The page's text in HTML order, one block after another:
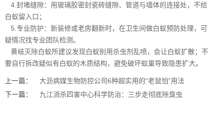
4.封堵缝隙：用玻璃胶密封瓷砖缝隙、管道与墙体的连接处，不给
白蚁留入口；
5.专业防护：新装修或老房翻新时，在卫生间做白蚁预防处理，可
疑情况找专业团队检测。
黄岐灭除白蚁所建议发现白蚁别用杀虫剂乱喷，会让白蚁扩散；不
要自行拆改疑似有白蚁的木质结构，避免破坏蚁巢导致隐患扩大。
上一篇：
大沥病媒生物防控公司6种超实用的“老鼠怕”用法
下一篇：
九江消杀四害中心科学防治：三步走彻底除臭虫